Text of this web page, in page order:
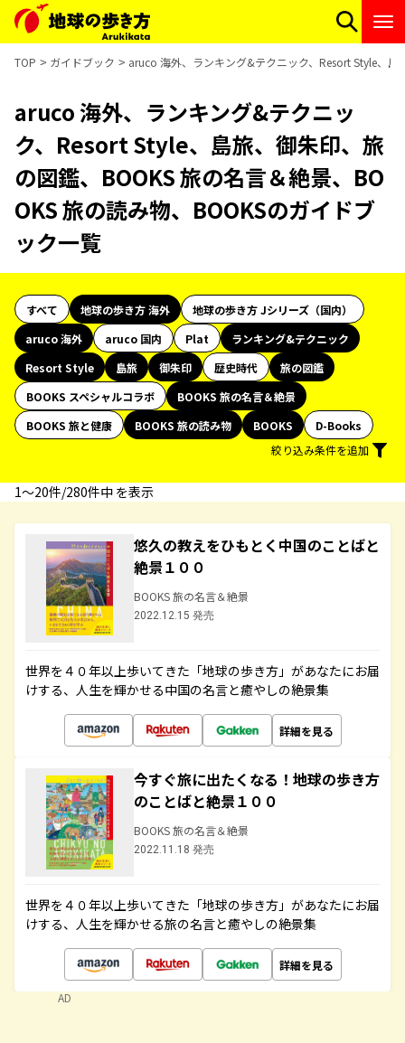
TOP ガイドブック aruco 海外、ランキング&テクニック、Resort Style、
aruco 海外、ランキング&テクニッ
ク、Resort Style、島旅、御朱印、旅
の図鑑、BOOKS 旅の名言＆絶景、BO
OKS 旅の読み物、BOOKSのガイドブ
ック一覧
すべて 地球の歩き方 海外
地球の歩き方 Jシリーズ（国内）
aruco 海外
aruco 国内 Plat
ランキング&テクニック
Resort Style
島旅 御朱印 歴史時代
旅の図鑑
BOOKS スペシャルコラボ
BOOKS 旅の名言＆絶景
BOOKS 旅と健康
BOOKS 旅の読み物 BOOKS
D-Books
絞り込み条件を追加
1〜20件/280件中 を表示
悠久の教えをひもとく中国のことばと
絶景１００
BOOKS 旅の名言＆絶景
2022.12.15 発売
世界を４０年以上歩いてきた「地球の歩き方」があなたにお届
けする、人生を輝かせる中国の名言と癒やしの絶景集
詳細を見る
今すぐ旅に出たくなる！地球の歩き方
のことばと絶景１００
BOOKS 旅の名言＆絶景
2022.11.18 発売
世界を４０年以上歩いてきた「地球の歩き方」があなたにお届
けする、人生を輝かせる旅の名言と癒やしの絶景集
詳細を見る
AD